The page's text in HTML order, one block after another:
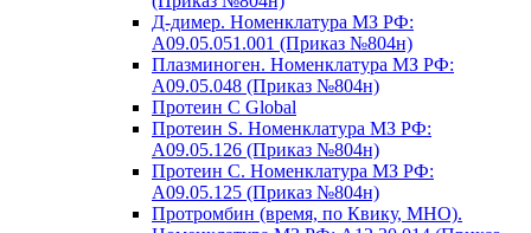
Д-димер. Номенклатура МЗ РФ:
A09.05.051.001 (Приказ №804н)
Плазминоген. Номенклатура МЗ РФ:
A09.05.048 (Приказ №804н)
Протеин C Global
Протеин S. Номенклатура МЗ РФ:
A09.05.126 (Приказ №804н)
Протеин С. Номенклатура МЗ РФ:
A09.05.125 (Приказ №804н)
Протромбин (время, по Квику, МНО).